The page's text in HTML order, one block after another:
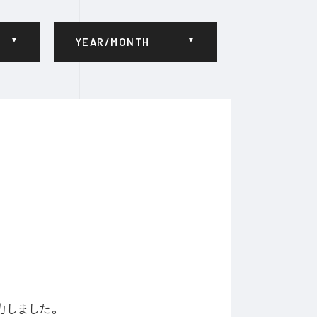
YEAR/MONTH
ました。